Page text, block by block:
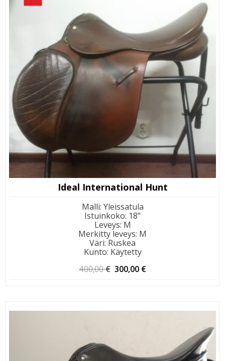
Ideal International Hunt
Malli: Yleissatula
Istuinkoko: 18"
Leveys: M
Merkitty leveys: M
Väri: Ruskea
Kunto: Käytetty
400,00€ Alkuperäinen
300,00 €